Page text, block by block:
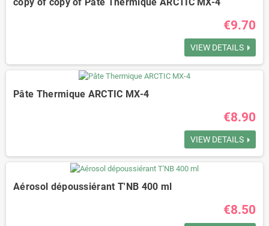
€9.70
VIEW DETAILS
Pâte Thermique ARCTIC MX-4
€8.90
VIEW DETAILS
Aérosol dépoussiérant T'NB 400 ml
€8.50